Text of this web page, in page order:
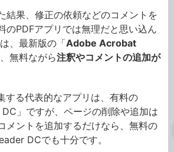
結果、修正の依頼などのコメントを
のPDFアプリでは無理だと思い込ん
、最新版の「Adobe Acrobat
無料ながら注釈やコメントの追加が
する代表的なアプリは、有料の
」ですが、ページの削除や追加は
メントを追加するだけなら、無料の
DCでも十分です。